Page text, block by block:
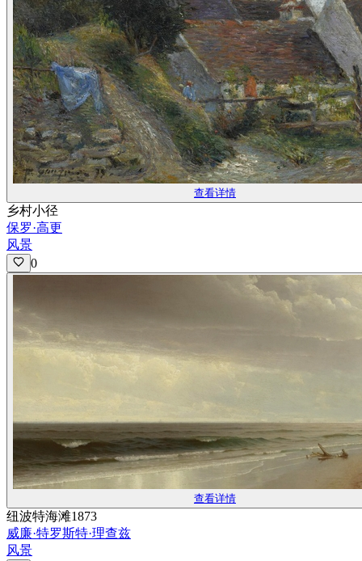
查看详情
乡村小径
保罗·高更
风景
0
查看详情
纽波特海滩1873
威廉·特罗斯特·理查兹
风景